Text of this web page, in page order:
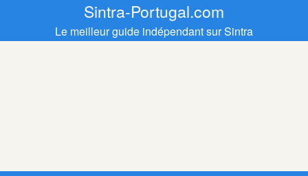
Sintra-Portugal.com
Le meilleur guide indépendant sur Sintra